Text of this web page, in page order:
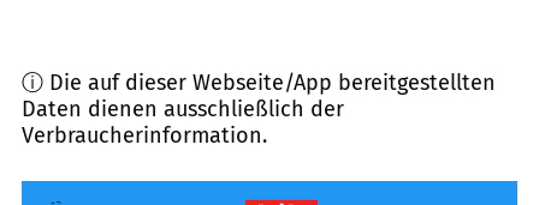
ⓘ Die auf dieser Webseite/App bereitgestellten
Daten dienen ausschließlich der
Verbraucherinformation.